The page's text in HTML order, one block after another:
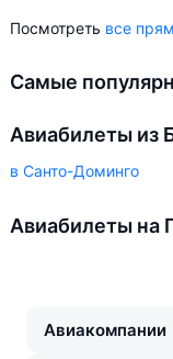
Посмотреть все
Самые
Авиабилеты из
в Санто-Доминго
Авиабилеты на
Авиакомпании